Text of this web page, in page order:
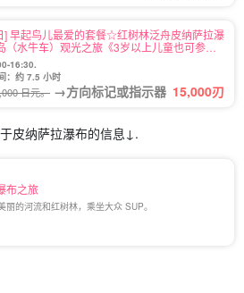
] 早起鸟儿最爱的套餐☆红树林泛舟皮纳萨拉瀑
（水牛车）观光之旅《3岁以上儿童也可参
16:30.
：约 7.5 小时
日元。 →方向标记或指示器 15,000刃
皮纳萨拉瀑布的信息↓.
布之旅
丽的河流和红树林，乘坐大众 SUP。